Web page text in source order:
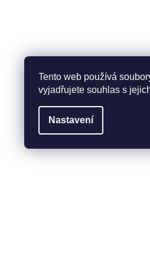
Tento web používá
vyjadřujete souhlas s
Nastavení